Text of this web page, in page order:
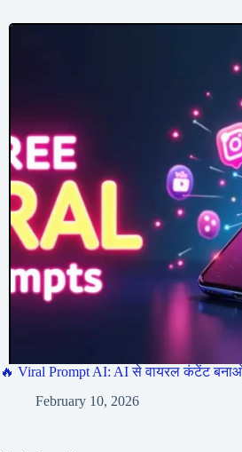
🔥 Viral Prompt AI: AI से वायरल कंटेंट
February 10, 2026